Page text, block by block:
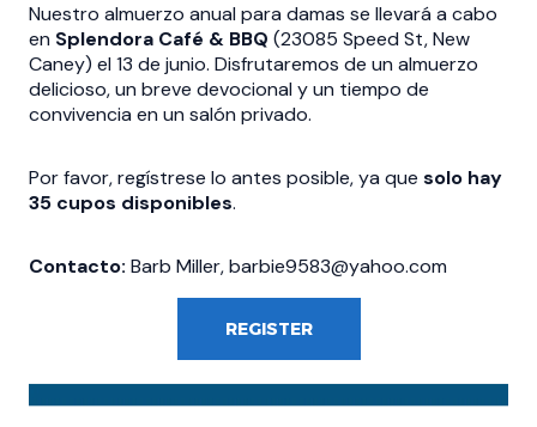
Nuestro almuerzo anual para damas se llevará a cabo
en Splendora Café & BBQ (23085 Speed St,New
Caney) el 13 de junio. Disfrutaremos de un almuerzo
delicioso,un breve devocional y un tiempo de
convivencia en un salón privado.
Por favor,regístrese lo antes posible,ya que solo hay
35 cupos disponibles.
Contacto: Barb Miller,barbie9583@yahoo.com
REGISTER